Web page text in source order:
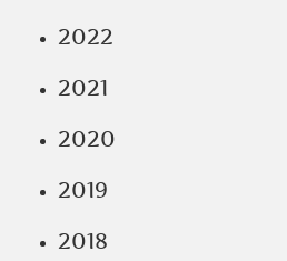
2022
2021
2020
2019
2018